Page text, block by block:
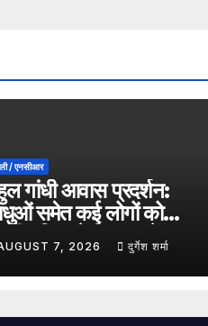
/ एनसीआर
गांधी आवास प्रदर्शन:
समेत कई लोगों को
पुलिस ने हिरासत में
सुरक्षा व्यवस्था कड़ी
7, 2026 दुर्गेश शर्मा